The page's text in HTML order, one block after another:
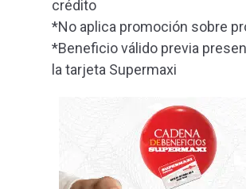
crédito
*No aplica promoción sobre
*Beneficio válido previa
la tarjeta Supermaxi